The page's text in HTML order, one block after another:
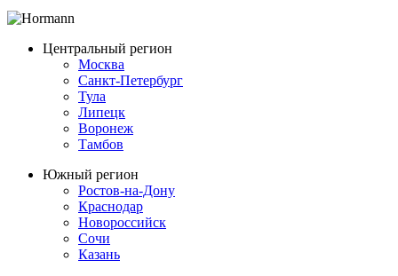
Центральный регион
Москва
Санкт-Петербург
Тула
Липецк
Воронеж
Тамбов
Южный регион
Ростов-на-Дону
Краснодар
Новороссийск
Сочи
Казань